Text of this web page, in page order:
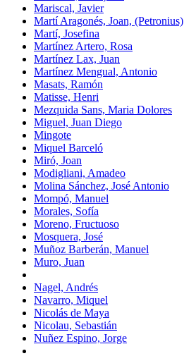
Mariscal, Javier
Martí Aragonés, Joan, (Petronius)
Martí, Josefina
Martínez Artero, Rosa
Martínez Lax, Juan
Martínez Mengual, Antonio
Masats, Ramón
Matisse, Henri
Mezquida Sans, Maria Dolores
Miguel, Juan Diego
Mingote
Miquel Barceló
Miró, Joan
Modigliani, Amadeo
Molina Sánchez, José Antonio
Mompó, Manuel
Morales, Sofía
Moreno, Fructuoso
Mosquera, José
Muñoz Barberán, Manuel
Muro, Juan
Nagel, Andrés
Navarro, Miquel
Nicolás de Maya
Nicolau, Sebastián
Nuñez Espino, Jorge